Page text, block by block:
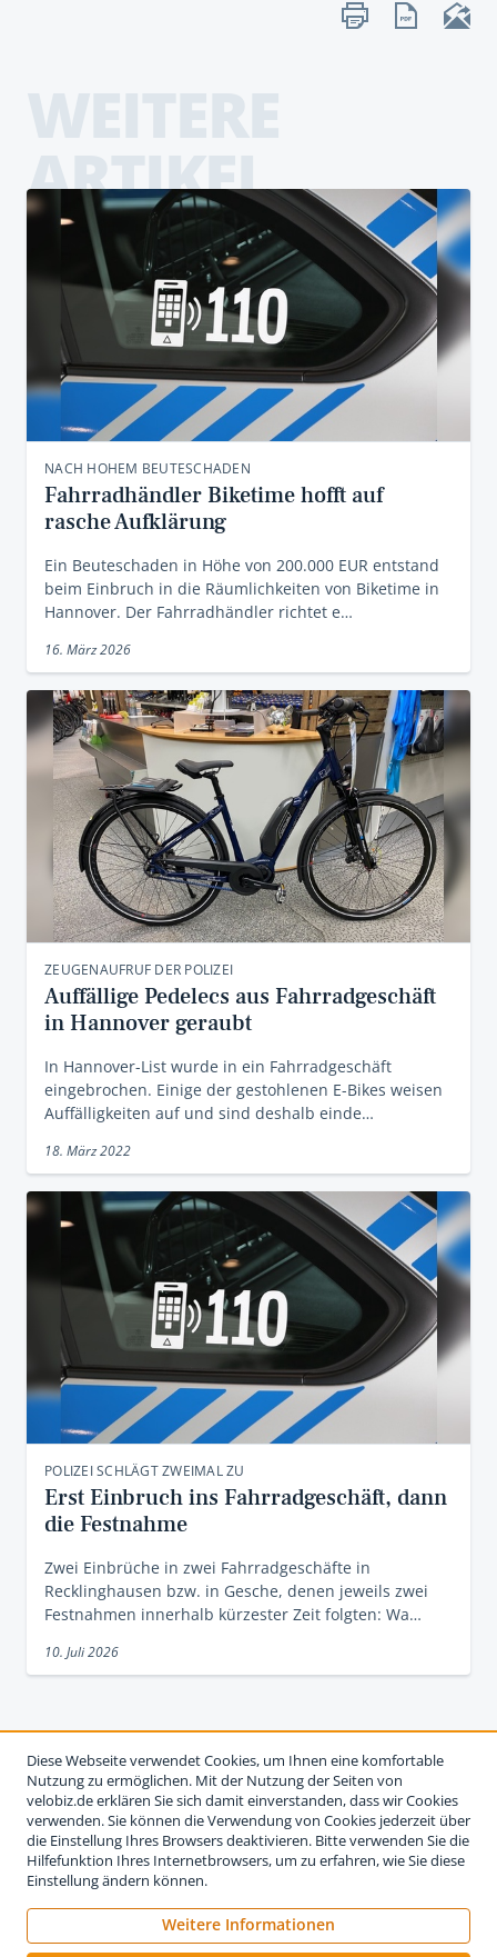
ARTIKEL
NACH HOHEM BEUTESCHADEN
Fahrradhändler Biketime hofft auf
rasche Aufklärung
Ein Beuteschaden in Höhe von 200.000 EUR entstand
beim Einbruch in die Räumlichkeiten von Biketime in
Hannover. Der Fahrradhändler richtet e…
16. März 2026
ZEUGENAUFRUF DER POLIZEI
Auffällige Pedelecs aus Fahrradgeschäft
in Hannover geraubt
In Hannover-List wurde in ein Fahrradgeschäft
eingebrochen. Einige der gestohlenen E-Bikes weisen
Auffälligkeiten auf und sind deshalb einde…
18. März 2022
POLIZEI SCHLÄGT ZWEIMAL ZU
Erst Einbruch ins Fahrradgeschäft, dann
die Festnahme
Zwei Einbrüche in zwei Fahrradgeschäfte in
Recklinghausen bzw. in Gesche, denen jeweils zwei
Festnahmen innerhalb kürzester Zeit folgten: Wa…
10. Juli 2026
Diese Webseite verwendet Cookies, um Ihnen eine komfortable
Nutzung zu ermöglichen. Mit der Nutzung der Seiten von
velobiz.de erklären Sie sich damit einverstanden, dass wir Cookies
verwenden. Sie können die Verwendung von Cookies jederzeit über
die Einstellung Ihres Browsers deaktivieren. Bitte verwenden Sie die
Hilfefunktion Ihres Internetbrowsers, um zu erfahren, wie Sie diese
Einstellung ändern können.
Weitere Informationen
Impressum Nutzungsbedingungen Datenschutzerklärung